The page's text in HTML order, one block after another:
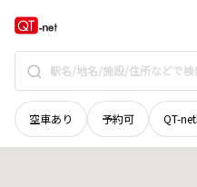
空車あり 予約可 QT-
愛媛県